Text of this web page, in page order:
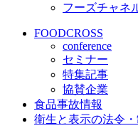
フーズチャネ
FOODCROSS
conference
セミナー
特集記事
協賛企業
食品事故情報
衛生と表示の法令